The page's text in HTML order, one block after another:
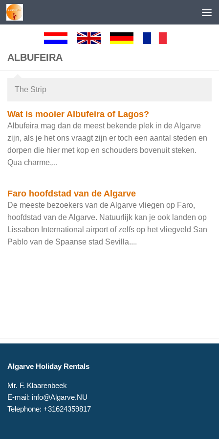
Skip to content
ALBUFEIRA
The Strip
Wat is mooier Albufeira of Lagos?
Albufeira mag dan de meest bekende plek in de Algarve
zijn, als je het ons vraagt zijn er toch een aantal steden en
dorpen die hier met kop en schouders bovenuit steken.
Qua charme,...
Faro hoofdstad van de Algarve
De meeste bezoekers van de Algarve vliegen op Faro,
hoofdstad van de Algarve. Natuurlijk kan je ook landen op
Lissabon International airport of zelfs op het vliegveld San
Pablo van de Spaanse stad Sevilla....
Algarve Holiday Rentals
Mr. F. Klaarenbeek
E-mail: info@Algarve.NU
Telephone: +31624359817